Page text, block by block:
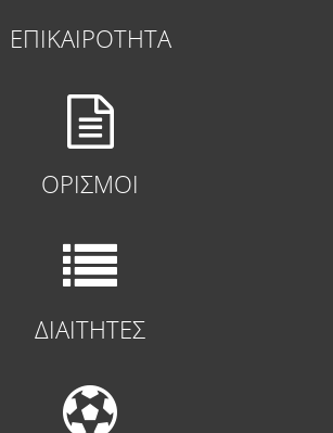
ΕΠΙΚΑΙΡΟΤΗΤΑ
ΟΡΙΣΜΟΙ
ΔΙΑΙΤΗΤΕΣ